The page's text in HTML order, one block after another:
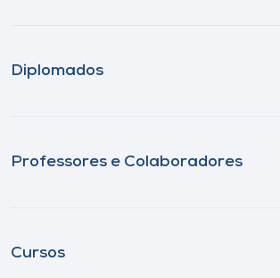
Diplomados
Professores e Colaboradores
Cursos